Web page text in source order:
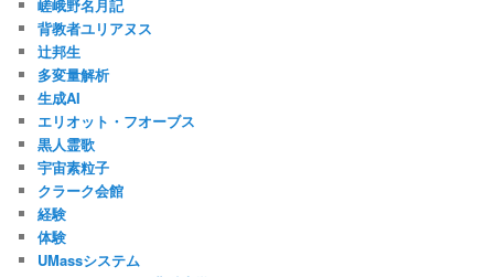
嵯峨野名月記
背教者ユリアヌス
辻邦生
多変量解析
生成AI
エリオット・フオーブス
黒人霊歌
宇宙素粒子
クラーク会館
経験
体験
UMassシステム